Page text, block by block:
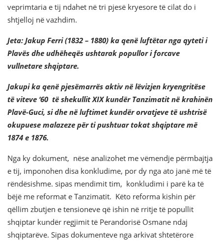
veprimtaria e tij ndahet në tri pjesë kryesore të cilat do i
shtjelloj në vazhdim.
Jeta: Jakup Ferri (1832 – 1880) ka qenë luftëtar nga qyteti i
Plavës dhe udhëheqës ushtarak popullor i forcave
vullnetare shqiptare.
Jakupi ka qenë pjesëmarrës aktiv në lëvizjen kryengritëse
të viteve ‘60 të shekullit XIX kundër Tanzimatit në krahinën
Plavë-Guci, si dhe në luftimet kundër orvatjeve të ushtrisë
okupuese malazeze për ti pushtuar tokat shqiptare më
1874 e 1876.
Nga ky dokument, nëse analizohet me vëmendje përmbajtja
e tij, imponohen disa konkludime, por dy nga ato janë më të
rëndësishme. sipas mendimit tim, konkludimi i parë ka të
bëjë me reformat e Tanzimatit. Këto reforma kishin për
qëllim zbutjen e tensioneve që ishin në rritje të popullit
shqiptar kundër regjimit të Perandorisë Osmane ndaj
shqiptarëve. Sipas dokumenteve nga arkivat shtetërore